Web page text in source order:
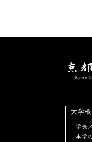
大学
学長
本学